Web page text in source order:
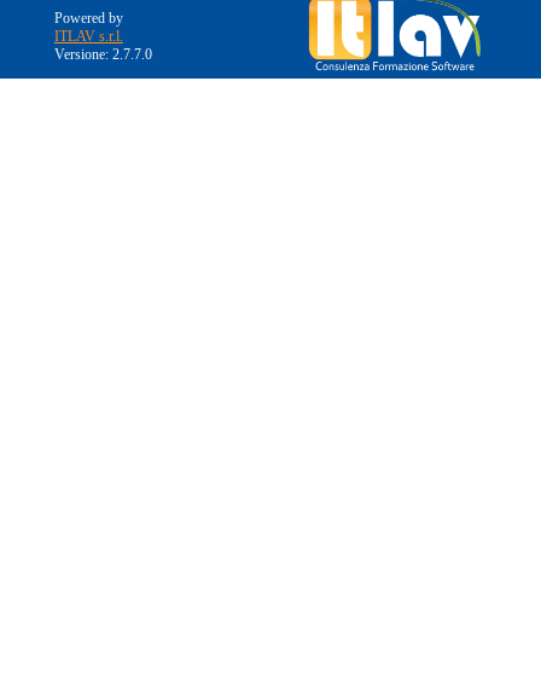
Powered by
ITLAV s.r.l.
Versione: 2.7.7.0